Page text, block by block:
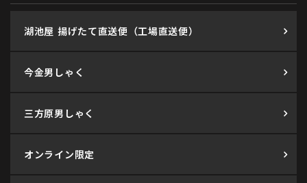
湖池屋 揚げたて直送便（工場直送便）
今金男しゃく
三方原男しゃく
オンライン限定